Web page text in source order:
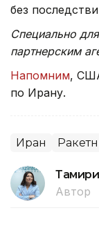
без
Специально
партнерским
Напомним,
по Ирану.
Иран
Автор